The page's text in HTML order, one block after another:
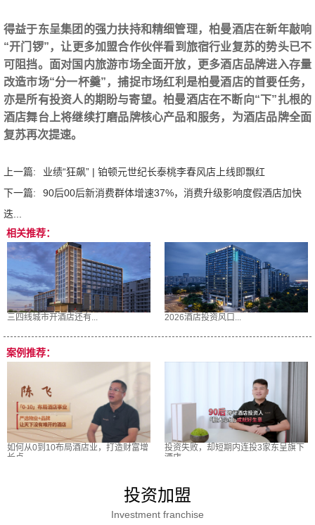
得益于东呈集团的强力扶持和精细管理，柏曼酒店在新年敲响
“开门锣”，让更多加盟合作伙伴看到旅宿行业复苏的势头已不
可阻挡。面对国内旅游市场全面开放，更多酒店品牌进入存量
改造市场“分一杯羹”，捕捉市场红利是柏曼酒店的首要任务，
亦是所有投资人的期盼与寄望。柏曼酒店在不断向“下”扎根的
酒店舞台上将继续打磨品牌核心产品和服务，为酒店品牌全面
复苏再次提速。
上一篇:
业绩“狂飙” | 铂顿元世纪长泰桃李春风店上线即飘红
下一篇:
90后00后新消费群体增速37%，消费升级影响度假酒店加快
迭...
相关推荐：
三四线城市开酒店还有... 2026酒店投资风口...
案例推荐：
如何从0到10布局酒店业，打造财富增
长点
投资失败，却短期内连投3家东呈旗下
酒店
投资加盟
Investment franchise